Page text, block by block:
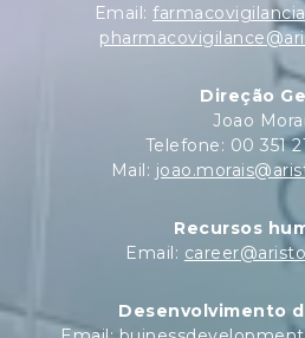
Email:
Direção
Joao
Telefone: 00 351
Mail:
Recursos
Email:
Desenvolvimento